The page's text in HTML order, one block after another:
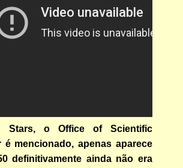
Stars, o Office of Scientific
é mencionado, apenas aparece
definitivamente ainda não era